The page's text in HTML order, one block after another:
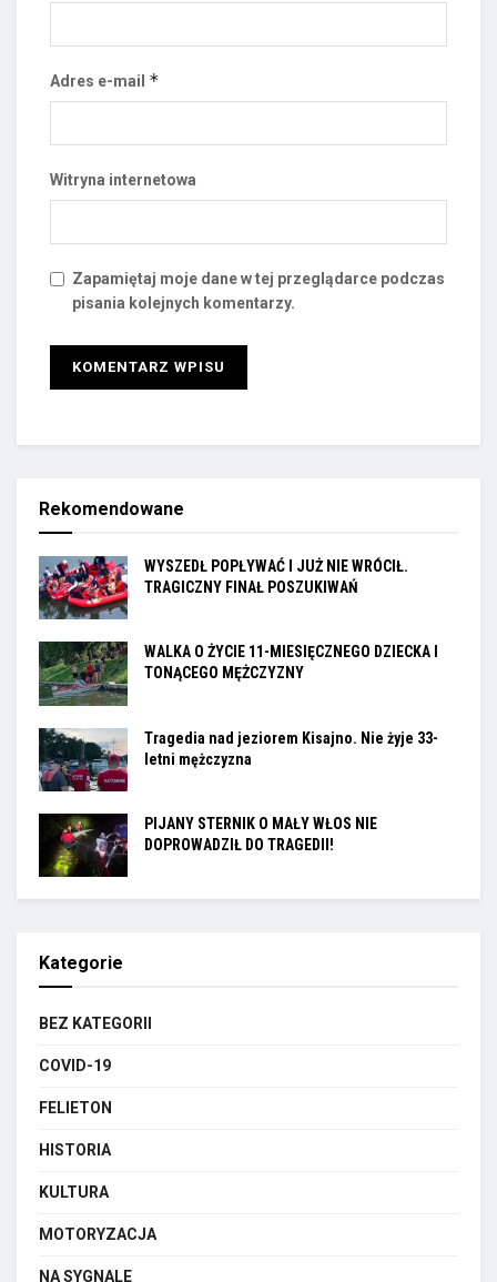
Adres e-mail *
Witryna internetowa
Zapamiętaj moje dane w tej przeglądarce podczas
pisania kolejnych komentarzy.
Rekomendowane
WYSZEDŁ POPŁYWAĆ I JUŻ NIE WRÓCIŁ.
TRAGICZNY FINAŁ POSZUKIWAŃ
WALKA O ŻYCIE 11-MIESIĘCZNEGO DZIECKA I
TONĄCEGO MĘŻCZYZNY
Tragedia nad jeziorem Kisajno. Nie żyje 33-
letni mężczyzna
PIJANY STERNIK O MAŁY WŁOS NIE
DOPROWADZIŁ DO TRAGEDII!
Kategorie
BEZ KATEGORII
COVID-19
FELIETON
HISTORIA
KULTURA
MOTORYZACJA
NA SYGNALE